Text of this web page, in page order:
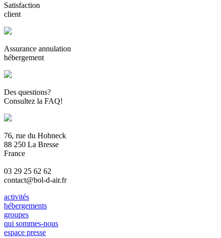
Satisfaction
client
Assurance annulation
hébergement
Des questions?
Consultez la FAQ!
76, rue du Hohneck
88 250 La Bresse
France
03 29 25 62 62
contact@bol-d-air.fr
activités
hébergements
groupes
qui sommes-nous
espace presse